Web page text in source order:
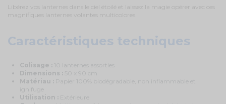
Libérez vos lanternes dans le ciel étoilé et laissez la magie opérer avec ces
magnifiques lanternes volantes multicolores.
Caractéristiques techniques
Colisage : 10 lanternes assorties
Dimensions : 50 x 90 cm
Matériau : Papier 100% biodégradable, non inflammable et
ignifuge
Utilisation : Extérieure